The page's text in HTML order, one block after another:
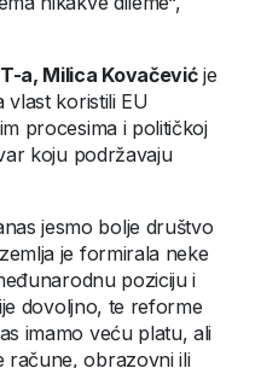
a, Milica Kovačevićje
vlast koristili EU
procesima i političkoj
koju podržavaju
jesmo bolje društvo
je formirala neke
poziciju i
dovoljno, te reforme
imamo veću platu, ali
račune, obrazovni ili